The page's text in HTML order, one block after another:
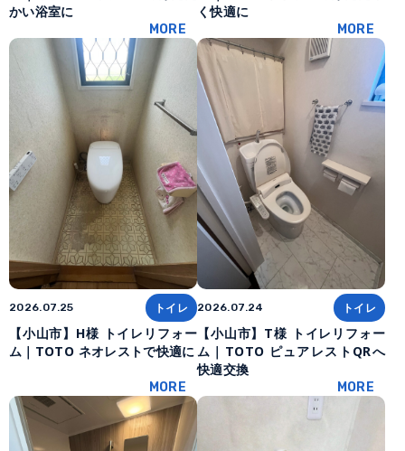
かい浴室に
MORE
く快適に
MORE
2026.07.25 トイレ
【小山市】H様 トイレリフォー
ム｜TOTO ネオレストで快適に
MORE
2026.07.24 トイレ
【小山市】T様 トイレリフォー
ム｜TOTO ピュアレストQRへ
快適交換
MORE